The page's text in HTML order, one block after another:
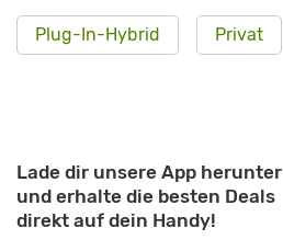
Plug-In-Hybrid Privat
Lade dir unsere App herunter
und erhalte die besten Deals
direkt auf dein Handy!